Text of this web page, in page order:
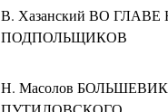
В. Хазанский ВО
ПОДПОЛЬЩИКОВ
Н. Масолов